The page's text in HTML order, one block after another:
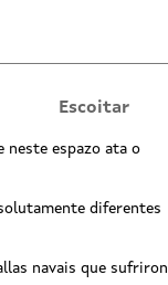
Escoitar
neste espazo ata o
diferentes
navais que sufriron